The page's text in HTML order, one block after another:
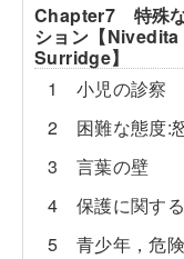
Chapter7 特殊な
ション【
Surridge】
1 小児の診察
2 困難な態度:
3 言葉の壁
4 保護に関す
5 青少年，危険